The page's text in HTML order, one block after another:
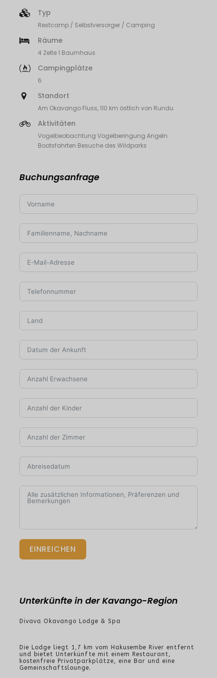
Typ
Restcamp / Selbstversorger / Camping
Räume
4 Zelte 1 Baumhaus
Campingplätze
6
Standort
Am Okavango Fluss, 110 km östlich von Rundu
Aktivitäten
Vogelbeobachtung Vogelberingung Angeln
Bootsfahrten Besuche des Wildparks
Buchungsanfrage
EINREICHEN
Unterkünfte in der Kavango-Region
Divava Okavango Lodge & Spa
Die Lodge liegt 1,7 km vom Hakusembe River entfernt
und bietet Unterkünfte mit einem Restaurant,
kostenfreie Privatparkplätze, eine Bar und eine
Gemeinschaftslounge.